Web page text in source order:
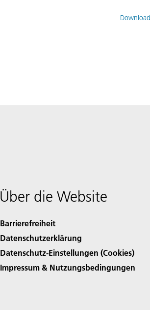
Download
Über die Website
Barrierefreiheit
Datenschutzerklärung
Datenschutz-Einstellungen (Cookies)
Impressum & Nutzungsbedingungen